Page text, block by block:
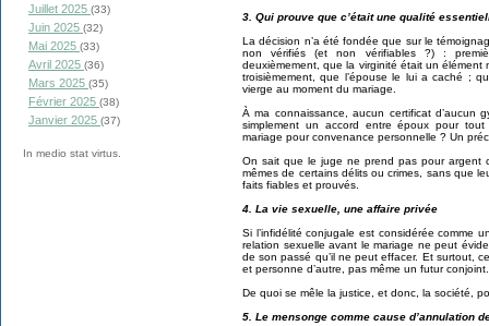
Juillet 2025 (33)
Juin 2025 (32)
Mai 2025 (33)
Avril 2025 (36)
Mars 2025 (35)
Février 2025 (38)
Janvier 2025 (37)
In medio stat virtus.
3. Qui prouve que c’était une qualité
La décision n’a été fondée que sur le
non vérifiés (et non vérifiables ?) :
deuxièmement, que la virginité était un élément
troisièmement, que l’épouse le lui a caché ;
vierge au moment du mariage.
À ma connaissance, aucun certificat d’aucun
simplement un accord entre époux pour
mariage pour convenance personnelle ? Un
On sait que le juge ne prend pas pour argent
mêmes de certains délits ou crimes, sans que
faits fiables et prouvés.
4. La vie sexuelle, une affaire privée
Si l’infidélité conjugale est considérée comme
relation sexuelle avant le mariage ne peut
de son passé qu’il ne peut effacer. Et surtout,
et personne d’autre, pas même un futur conjoint.
De quoi se mêle la justice, et donc, la société,
5. Le mensonge comme cause d’annulation